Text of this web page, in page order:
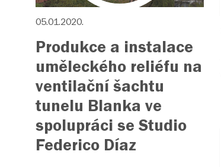
05.01.2020.
Produkce a instalace
uměleckého reliéfu na
ventilační šachtu
tunelu Blanka ve
spolupráci se Studio
Federico Díaz